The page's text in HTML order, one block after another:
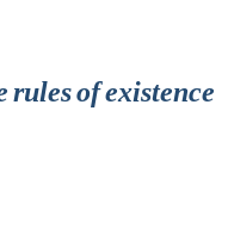
of existence